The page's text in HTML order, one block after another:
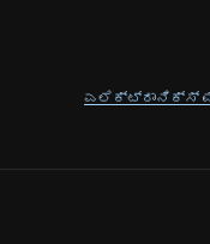
ಎಲೆಕ್ಟ್ರಾನಿಕ್ಸ್